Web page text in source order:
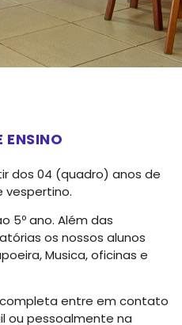
ENSINO
dos 04 (quadro) anos de
vespertino.
5º ano. Além das
os nossos alunos
Musica, oficinas e
entre em contato
ou pessoalmente na